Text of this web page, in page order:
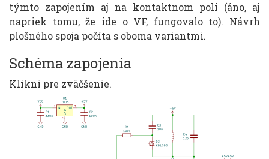
týmto zapojením aj na kontaktnom poli (áno, aj
napriek tomu, že ide o VF, fungovalo to). Návrh
plošného spoja počíta s oboma variantmi.
Schéma zapojenia
Klikni pre zväčšenie.